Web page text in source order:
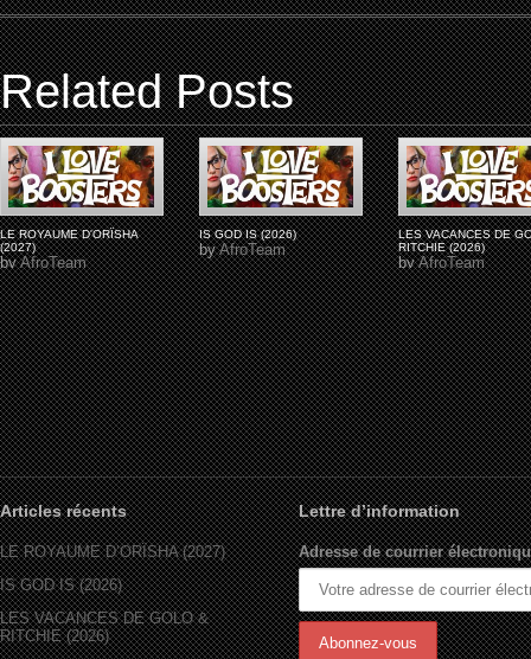
Related Posts
LE ROYAUME D'ORÏSHA
(2027)
byAfroTeam
IS GOD IS (2026)
byAfroTeam
LES VACANCES DE
RITCHIE (2026)
byAfroTeam
Articles récents
LE ROYAUME D’ORÏSHA (2027)
IS GOD IS (2026)
LES VACANCES DE GOLO &
RITCHIE (2026)
Lettre d’information
Adresse de courrier